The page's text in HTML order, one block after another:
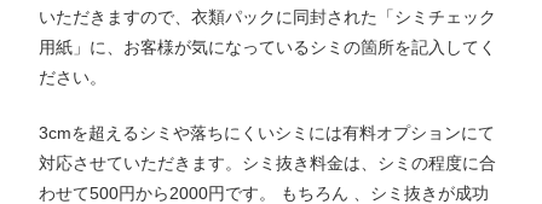
いただきますので、衣類パックに同封された「シミチェック
用紙」に、お客様が気になっているシミの箇所を記入してく
ださい。
3cmを超えるシミや落ちにくいシミには有料オプションにて
対応させていただきます。シミ抜き料金は、シミの程度に合
わせて500円から2000円です。 もちろん 、シミ抜きが成功